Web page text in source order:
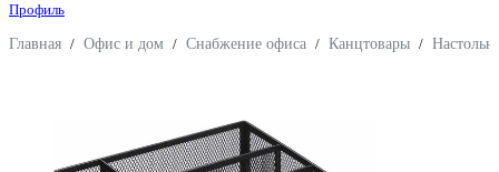
Профиль
Главная / Офис и дом / Снабжение офиса / Канцтовары /